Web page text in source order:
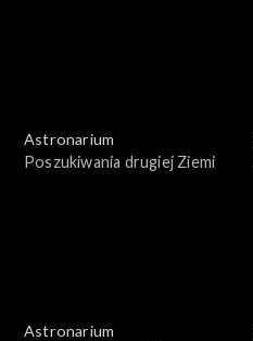
Astronarium
Poszukiwania drugiej Ziemi
Astronarium